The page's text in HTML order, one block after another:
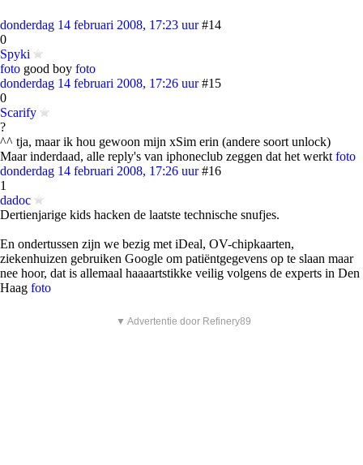
donderdag 14 februari 2008, 17:23 uur #14
0
Spyki
foto good boy foto
donderdag 14 februari 2008, 17:26 uur #15
0
Scarify
?
^^ tja, maar ik hou gewoon mijn xSim erin (andere soort unlock)
Maar inderdaad, alle reply's van iphoneclub zeggen dat het werkt foto
donderdag 14 februari 2008, 17:26 uur #16
1
dadoc
Dertienjarige kids hacken de laatste technische snufjes.
En ondertussen zijn we bezig met iDeal, OV-chipkaarten,
ziekenhuizen gebruiken Google om patiëntgegevens op te slaan maar
nee hoor, dat is allemaal haaaartstikke veilig volgens de experts in Den
Haag foto
▼ Advertentie door Refinery89